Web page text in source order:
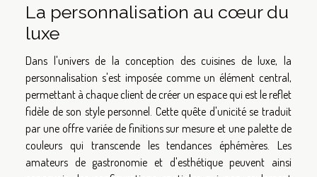
La personnalisation au cœur du
luxe
Dans l'univers de la conception des cuisines de luxe, la
personnalisation s'est imposée comme un élément central,
permettant à chaque client de créer un espace qui est le reflet
fidèle de son style personnel. Cette quête d'unicité se traduit
par une offre variée de finitions sur mesure et une palette de
couleurs qui transcende les tendances éphémères. Les
amateurs de gastronomie et d'esthétique peuvent ainsi